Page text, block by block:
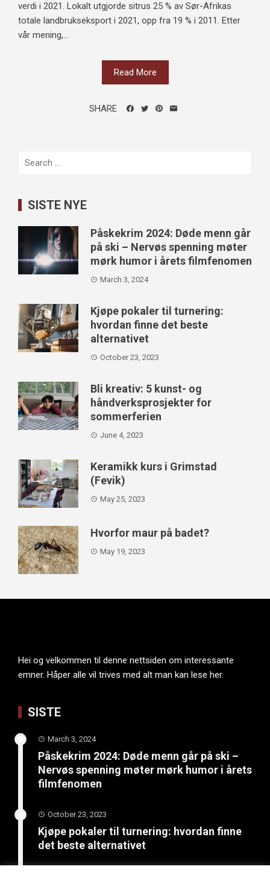
verdi i 2021. Lokalt utgjorde sitrus 25 % av Sør-Afrikas
totale landbrukseksport i 2021, opp fra 19 % i 2011. Etter
vår mening,...
Read More
SHARE
Search
SISTE NYE
Påskekrim 2024: Døde menn går
på ski – Nervøs spenning møter
mørk humor i årets filmfenomen
March 3, 2024
Kjøpe pokaler til turnering:
hvordan finne det beste
alternativet
October 23, 2023
Bli kreativ: 5 kunst- og
håndverksprosjekter for
sommerferien
June 4, 2023
Keramikk kurs i Grimstad
(Fevik)
May 25, 2023
Hvorfor maur på badet?
May 19, 2023
Hei og velkommen til denne nettsiden om interessante
emner. Håper alle vil trives med alt man kan lese her.
SISTE
March 3, 2024
Påskekrim 2024: Døde menn går på ski –
Nervøs spenning møter mørk humor i årets
filmfenomen
October 23, 2023
Kjøpe pokaler til turnering: hvordan finne
det beste alternativet